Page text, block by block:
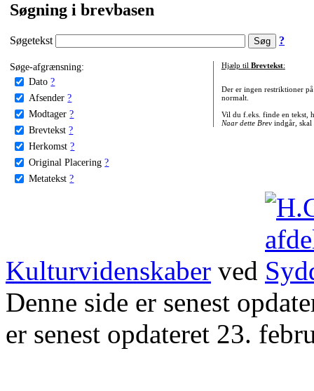
Søgning i brevbasen
Søgetekst ?
Søge-afgrænsning:
Dato ?
Afsender ?
Modtager ?
Brevtekst ?
Herkomst ?
Original Placering ?
Metatekst ?
Hjælp til Brevtekst:
Der er ingen restriktioner
normalt.
Vil du f.eks. finde en tekst,
Naar dette Brevindgår, skal
Kulturvidenskaber ved
Denne side er senest
er senest opdateret 23.